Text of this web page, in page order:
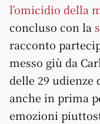
l’omicidio della
concluso con la
racconto
messo giù da
delle 29
anche in prima
emozioni